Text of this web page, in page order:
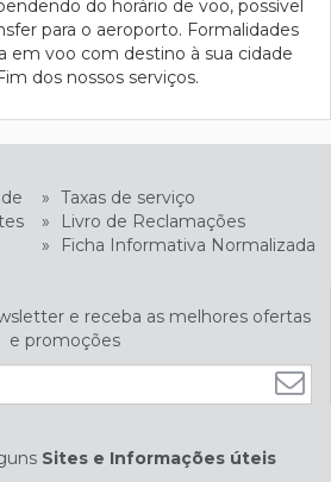
do horário de voo, possível
para o aeroporto. Formalidades
em voo com destino à sua cidade
dos nossos serviços.
» Taxas de serviço
»
Livro de Reclamações
» Ficha Informativa Normalizada
e receba as melhores ofertas
e promoções
Sites e Informações úteis